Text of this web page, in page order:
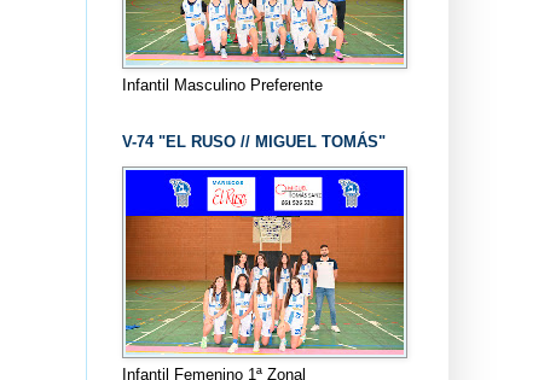
Infantil Masculino Preferente
V-74 "EL RUSO // MIGUEL TOMÁS"
Infantil Femenino 1ª Zonal